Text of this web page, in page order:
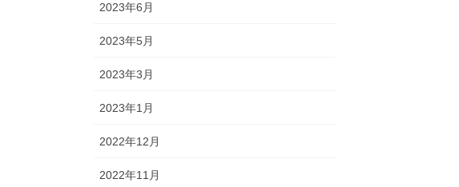
2023年6月
2023年5月
2023年3月
2023年1月
2022年12月
2022年11月